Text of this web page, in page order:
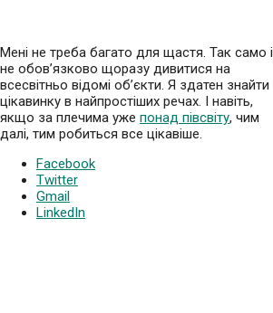
Мені не треба багато для щастя. Так само і
не обов’язково щоразу дивитися на
всесвітньо відомі об’єкти. Я здатен знайти
цікавинку в найпростіших речах. І навіть,
якщо за плечима уже понад півсвіту, чим
далі, тим робиться все цікавіше.
Facebook
Twitter
Gmail
LinkedIn